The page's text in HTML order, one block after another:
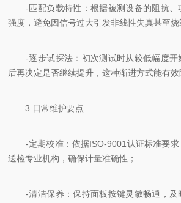
-匹配负载特性：根据被测设备的阻抗、
强度，避免因信号过大引发非线性失真甚至烧
-逐步试探法：初次测试时从较低幅度开
后再决定是否继续提升，这种渐进方式能有效
3.日常维护要点
-定期校准：依据ISO-9001认证标准要求
送检专业机构，确保计量准确性；
-清洁保养：保持面板按键灵敏畅通，及